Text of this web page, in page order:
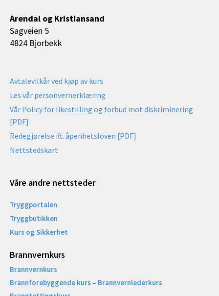
Arendal og Kristiansand
Sagveien 5
4824 Bjorbekk
Avtalevilkår ved kjøp av kurs
Les vår personvernerklæring
Vår Policy for likestilling og forbud mot diskriminering
[PDF]
Redegjørelse ift. åpenhetsloven [PDF]
Nettstedskart
Våre andre nettsteder
Tryggportalen
Tryggbutikken
Kurs og Sikkerhet
Brannvernkurs
Brannvernkurs
Brannforebyggende kurs – Brannvernlederkurs